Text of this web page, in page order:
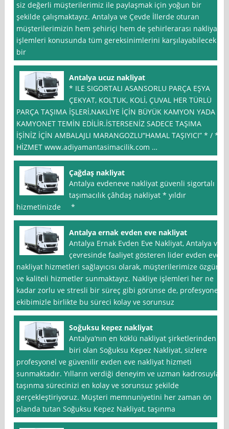
siz değerli müşterilerimiz ile paylaşmak için yoğun bir
şekilde çalışmaktayız. Antalya ve Çevde İllerde oturan
müşterilerimizin hem şehiriçi hem de şehirlerarası nakliyat
işlemleri konusunda tüm gereksinimlerini karşılayabilecek
bir
Antalya ucuz nakliyat
* ILE SIGORTALI ASANSORLU PARÇA EŞYA
ÇEKYAT, KOLTUK, KOLİ, ÇUVAL HER TÜRLÜ
PARÇA TAŞIMA İŞLERİ,NAKLİYE İÇİN BÜYÜK KAMYON YADA
KAMYONET TEMİN EDİLİR.İSTERSENİZ SADECE TAŞIMA
İŞİNİZ İÇİN AMBALAJLI MARANGOZLU“HAMAL TAŞIYICI” * / *
HİZMET www.adiyamantasimacilik.com …
Çağdaş nakliyat
Antalya evdeneve nakliyat güvenli sigortalı
taşımacılık çâhdaş nakliyat * yıldır
hizmetinizde *
Antalya ernak evden eve nakliyat
Antalya Ernak Evden Eve Nakliyat, Antalya ve
çevresinde faaliyet gösteren lider evden eve
nakliyat hizmetleri sağlayıcısı olarak, müşterilerimize özgün
ve kaliteli hizmetler sunmaktayız. Nakliye işlemleri her ne
kadar zorlu ve stresli bir süreç gibi görünse de, profesyonel
ekibimizle birlikte bu süreci kolay ve sorunsuz
Soğuksu kepez nakliyat
Antalya‘nın en köklü nakliyat şirketlerinden
biri olan Soğuksu Kepez Nakliyat, sizlere
profesyonel ve güvenilir evden eve nakliyat hizmeti
sunmaktadır. Yılların verdiği deneyim ve uzman kadrosuyla,
taşınma sürecinizi en kolay ve sorunsuz şekilde
gerçekleştiriyoruz. Müşteri memnuniyetini her zaman ön
planda tutan Soğuksu Kepez Nakliyat, taşınma